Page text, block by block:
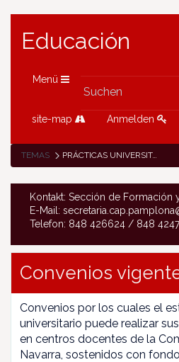
Educación
Menü
site-map Anmelden
TEMAS PRÁCTICAS UNIVERSITARIAS
Kontakt: Sección de Formación
E-Mail:
Telefon: 848 426624 / 848
Convenios
Convenios por los cuales el
universitario puede realizar
en centros docentes de la
Navarra, sostenidos con